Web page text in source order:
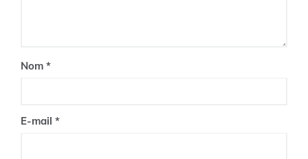
Nom *
E-mail *